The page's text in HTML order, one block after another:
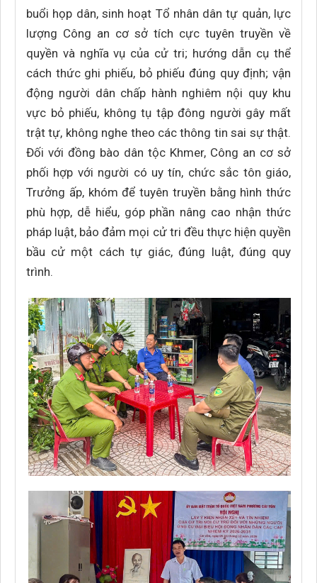
buổi họp dân, sinh hoạt Tổ nhân dân tự quản, lực
lượng Công an cơ sở tích cực tuyên truyền về
quyền và nghĩa vụ của cử tri; hướng dẫn cụ thể
cách thức ghi phiếu, bỏ phiếu đúng quy định; vận
động người dân chấp hành nghiêm nội quy khu
vực bỏ phiếu, không tụ tập đông người gây mất
trật tự, không nghe theo các thông tin sai sự thật.
Đối với đồng bào dân tộc Khmer, Công an cơ sở
phối hợp với người có uy tín, chức sắc tôn giáo,
Trưởng ấp, khóm để tuyên truyền bằng hình thức
phù hợp, dễ hiểu, góp phần nâng cao nhận thức
pháp luật, bảo đảm mọi cử tri đều thực hiện quyền
bầu cử một cách tự giác, đúng luật, đúng quy
trình.